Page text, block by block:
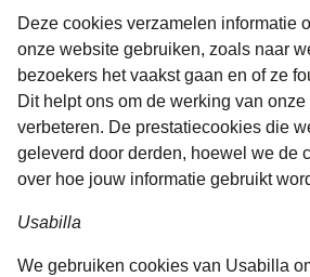
Deze cookies verzamelen informatie
onze website gebruiken, zoals naar
bezoekers het vaakst gaan en of ze
Dit helpt ons om de werking van
verbeteren. De prestatiecookies die
geleverd door derden, hoewel we de
over hoe jouw informatie gebruikt
Usabilla
We gebruiken cookies van Usabilla